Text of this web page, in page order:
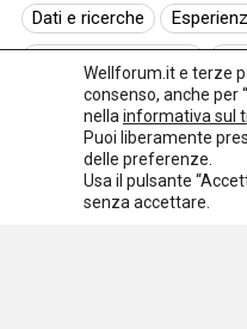
Dati e ricerche
Normativa europea
I seminari di Welforum
Spazio ai promotori
Wellforum.it e terze
consenso, anche per
nella informativa sul
Puoi liberamente
delle preferenze.
Usa il pulsante
senza accettare.